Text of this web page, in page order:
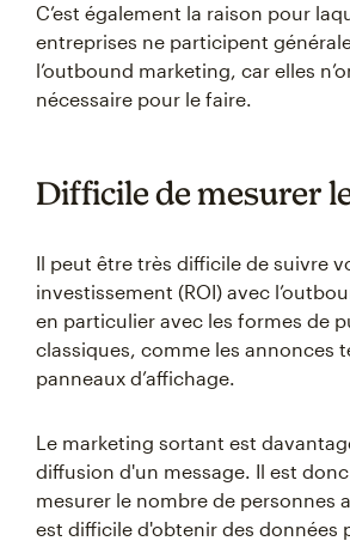
C’est également la raison pour
entreprises ne participent
l’outbound marketing, car elles
nécessaire pour le faire.
Difficile de mesurer
Il peut être très difficile de suivre
investissement (ROI) avec
en particulier avec les formes de
classiques, comme les annonces
panneaux d’affichage.
Le marketing sortant est
diffusion d'un message. Il est
mesurer le nombre de personnes
est difficile d'obtenir des données